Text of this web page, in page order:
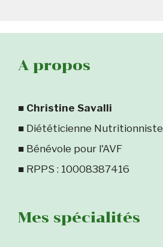
A propos
■ Christine Savalli
■ Diététicienne Nutritionniste
■ Bénévole pour l'AVF
■ RPPS : 10008387416
Mes spécialités